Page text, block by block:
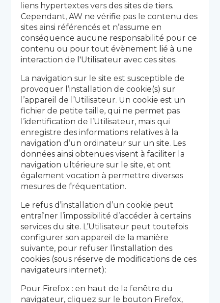
liens hypertextes vers des sites de tiers.
Cependant, AW ne vérifie pas le contenu des
sites ainsi référencés et n’assume en
conséquence aucune responsabilité pour ce
contenu ou pour tout évènement lié à une
interaction de l'Utilisateur avec ces sites.
La navigation sur le site est susceptible de
provoquer l’installation de cookie(s) sur
l’appareil de l’Utilisateur. Un cookie est un
fichier de petite taille, qui ne permet pas
l’identification de l’Utilisateur, mais qui
enregistre des informations relatives à la
navigation d’un ordinateur sur un site. Les
données ainsi obtenues visent à faciliter la
navigation ultérieure sur le site, et ont
également vocation à permettre diverses
mesures de fréquentation.
Le refus d’installation d’un cookie peut
entraîner l’impossibilité d’accéder à certains
services du site. L’Utilisateur peut toutefois
configurer son appareil de la manière
suivante, pour refuser l’installation des
cookies (sous réserve de modifications de ces
navigateurs internet):
Pour Firefox : en haut de la fenêtre du
navigateur, cliquez sur le bouton Firefox,